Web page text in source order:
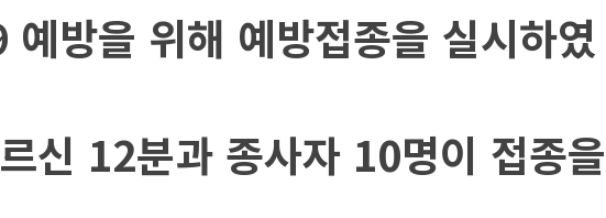
예방을 위해 예방접종을 실시하였
신 12분과 종사자 10명이 접종을